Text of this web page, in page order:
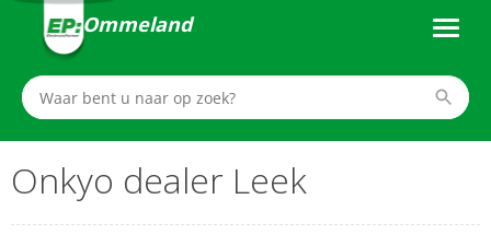
Ommeland
Onkyo dealer Leek